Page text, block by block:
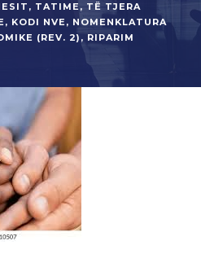
, TATIME , TË TJERA
, KODI NVE, NOMENKLATURA
(REV. 2) , RIPARIM